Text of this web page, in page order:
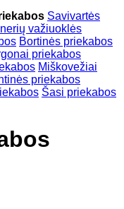
Savivartės
važiuoklės
Bortinės priekabos
priekabos
Miškovežiai
priekabos
Šasi priekabos